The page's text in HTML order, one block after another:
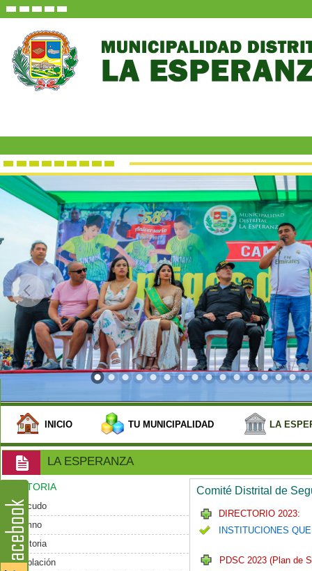
INICIO TU MUNICIPALIDAD LA
LA ESPERANZA
HISTORIA
Escudo
Himno
Historia
Población
Comité Distrital de
DIRECTORIO 2023:
INSTITUCIONES
PDSC 2023 (Plan de